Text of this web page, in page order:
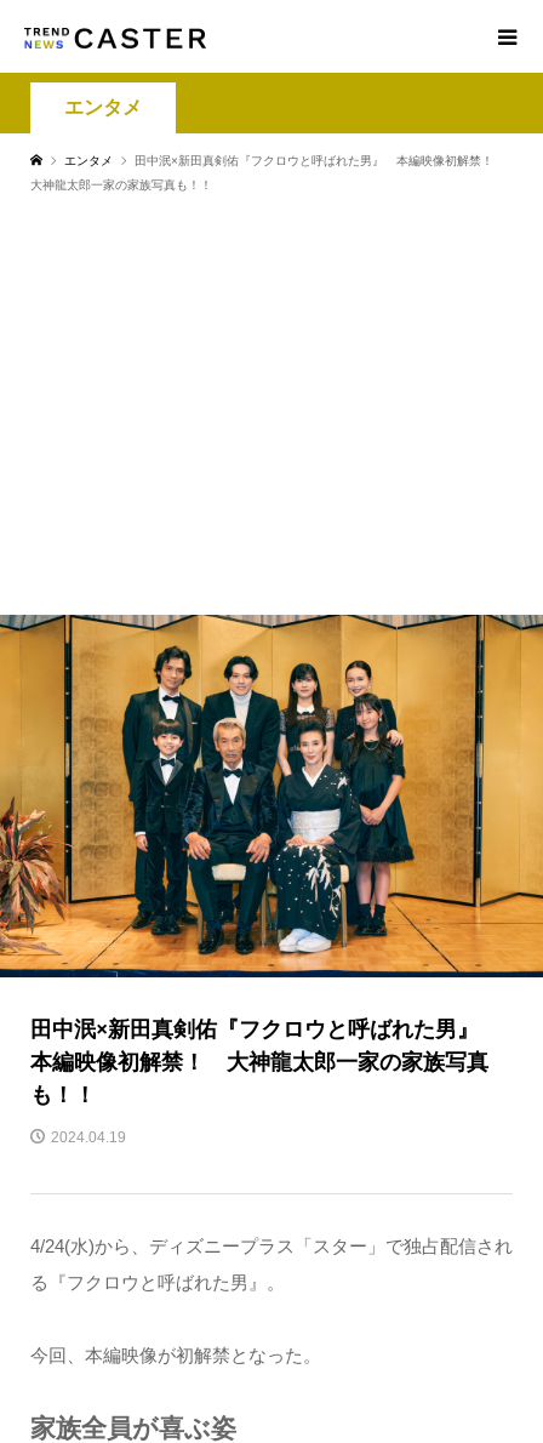
エンタメ
エンタメ
田中泯×新田真剣佑『フクロウと呼ばれた男』 本編映像初解禁！
大神龍太郎一家の家族写真も！！
田中泯×新田真剣佑『フクロウと呼ばれた男』
本編映像初解禁！ 大神龍太郎一家の家族写真
も！！
2024.04.19
4/24(水)から、ディズニープラス「スター」で独占配信され
る『フクロウと呼ばれた男』。
今回、本編映像が初解禁となった。
家族全員が喜ぶ姿